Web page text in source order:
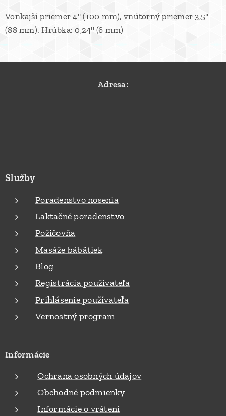
Vonkajší priemer 4'' (100 mm), vnútorný priemer 3,5''
(88 mm). Hrúbka: 0,24'' (6 mm)
Adresa:
Služby
Poradenstvo nosenia
Laktačné poradenstvo
Požičovňa
Masáže bábätiek
Blog
Registrácia používateľa
Prihlásenie používateľa
Vernostný program
Informácie
Ochrana osobných údajov
Obchodné podmienky
Informácie o vrátení